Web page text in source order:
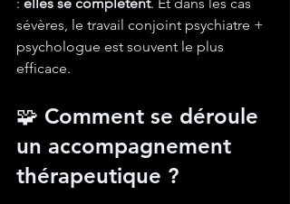
sévères, le travail conjoint psychiatre +
psychologue est souvent le plus
efficace.
🧩 Comment se déroule
un accompagnement
thérapeutique ?